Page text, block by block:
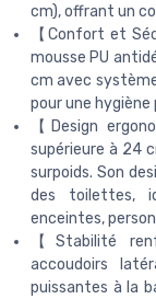
cm), offrant un
【Confort et
mousse PU
cm avec
pour une
【Design
supérieure à 24
surpoids. Son
des toilettes,
enceintes,
【Stabilité
accoudoirs
puissantes à la